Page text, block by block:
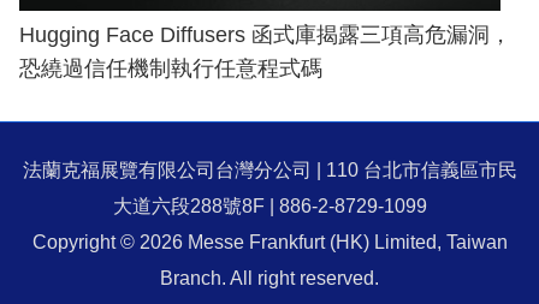
Hugging Face Diffusers 函式庫揭露三項高危漏洞，
恐繞過信任機制執行任意程式碼
法蘭克福展覽有限公司台灣分公司 | 110 台北市信義區市民
大道六段288號8F | 886-2-8729-1099
Copyright © 2026 Messe Frankfurt (HK) Limited, Taiwan
Branch. All right reserved.